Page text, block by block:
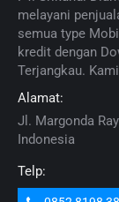
melayani
semua type
kredit dengan
Terjangkau.
Alamat:
Jl. Margonda
Indonesia
Telp: